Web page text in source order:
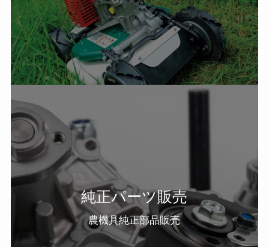
純正パーツ販売
農機具純正部品販売